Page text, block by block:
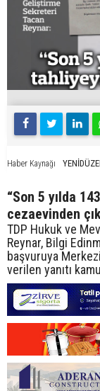
Haber Kaynağı
“Son 5 yılda
cezaevinden
TDP Hukuk ve
Reynar, Bilgi
başvuruya
verilen yanıtı